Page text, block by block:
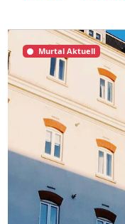
Murtal Aktuell